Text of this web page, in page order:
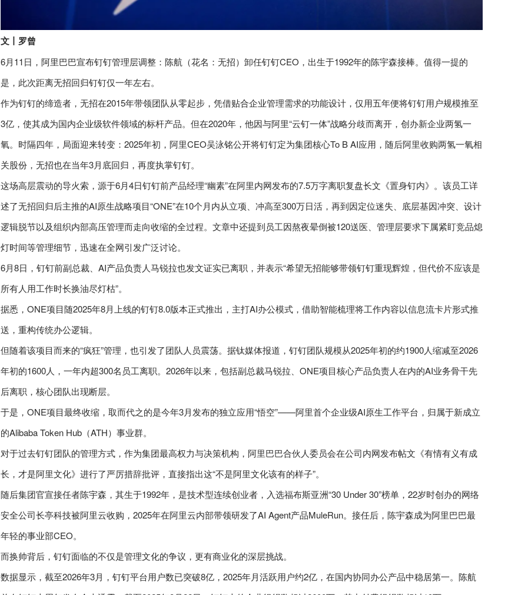
文丨罗曾
6月11日，阿里巴巴宣布钉钉管理层调整：陈航（花名：无招）卸任钉钉CEO，出生于1992年的陈宇森接棒。值得一提的
是，此次距离无招回归钉钉仅一年左右。
作为钉钉的缔造者，无招在2015年带领团队从零起步，凭借贴合企业管理需求的功能设计，仅用五年便将钉钉用户规模推至
3亿，使其成为国内企业级软件领域的标杆产品。但在2020年，他因与阿里“云钉一体”战略分歧而离开，创办新企业两氢一
氧。时隔四年，局面迎来转变：2025年初，阿里CEO吴泳铭公开将钉钉定为集团核心To B AI应用，随后阿里收购两氢一氧相
关股份，无招也在当年3月底回归，再度执掌钉钉。
这场高层震动的导火索，源于6月4日钉钉前产品经理“幽素”在阿里内网发布的7.5万字离职复盘长文《置身钉内》。该员工详
述了无招回归后主推的AI原生战略项目“ONE”在10个月内从立项、冲高至300万日活，再到因定位迷失、底层基因冲突、设计
逻辑脱节以及组织内部高压管理而走向收缩的全过程。文章中还提到员工因熬夜晕倒被120送医、管理层要求下属紧盯竞品熄
灯时间等管理细节，迅速在全网引发广泛讨论。
6月8日，钉钉前副总裁、AI产品负责人马锐拉也发文证实已离职，并表示“希望无招能够带领钉钉重现辉煌，但代价不应该是
所有人用工作时长换油尽灯枯”。
据悉，ONE项目随2025年8月上线的钉钉8.0版本正式推出，主打AI办公模式，借助智能梳理将工作内容以信息流卡片形式推
送，重构传统办公逻辑。
但随着该项目而来的“疯狂”管理，也引发了团队人员震荡。据钛媒体报道，钉钉团队规模从2025年初的约1900人缩减至2026
年初的1600人，一年内超300名员工离职。2026年以来，包括副总裁马锐拉、ONE项目核心产品负责人在内的AI业务骨干先
后离职，核心团队出现断层。
于是，ONE项目最终收缩，取而代之的是今年3月发布的独立应用“悟空”——阿里首个企业级AI原生工作平台，归属于新成立
的Alibaba Token Hub（ATH）事业群。
对于过去钉钉团队的管理方式，作为集团最高权力与决策机构，阿里巴巴合伙人委员会在公司内网发布帖文《有情有义有成
长，才是阿里文化》进行了严厉措辞批评，直接指出这“不是阿里文化该有的样子”。
随后集团官宣接任者陈宇森，其生于1992年，是技术型连续创业者，入选福布斯亚洲“30 Under 30”榜单，22岁时创办的网络
安全公司长亭科技被阿里云收购，2025年在阿里云内部带领研发了AI Agent产品MuleRun。接任后，陈宇森成为阿里巴巴最
年轻的事业部CEO。
而换帅背后，钉钉面临的不仅是管理文化的争议，更有商业化的深层挑战。
数据显示，截至2026年3月，钉钉平台用户数已突破8亿，2025年月活跃用户约2亿，在国内协同办公产品中稳居第一。陈航